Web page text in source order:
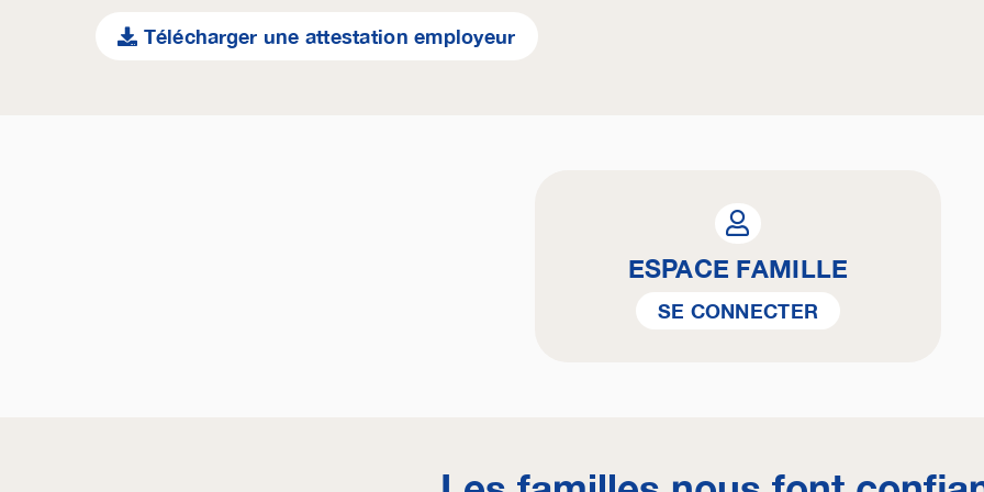
Télécharger une attestation employeur
ESPACE FAMILLE
SE CONNECTER